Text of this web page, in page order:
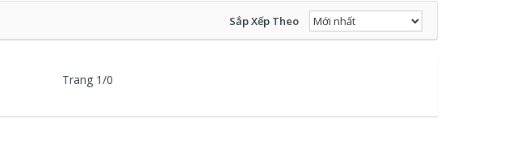
Sắp Xếp Theo
Trang 1/0